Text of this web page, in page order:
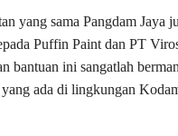
yang sama Pangdam Jaya
Puffin Paint dan PT
bantuan ini sangatlah
ada di lingkungan